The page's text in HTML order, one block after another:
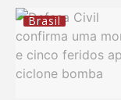
Brasil